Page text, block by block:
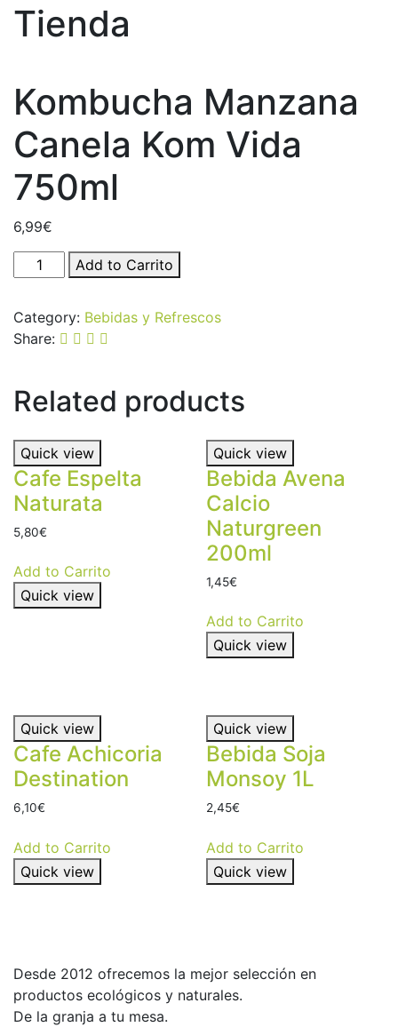
Tienda
Kombucha Manzana
Canela Kom Vida
750ml
6,99€
Kombucha
Manzana
Kom
Vida
quantity
Add to Carrito
Category: Bebidas y Refrescos
Share:
Related products
Quick view
Cafe Espelta
Naturata
5,80€
Add to Carrito
Quick view
Quick view
Bebida Avena
Calcio
Naturgreen
200ml
1,45€
Add to Carrito
Quick view
Quick view
Cafe Achicoria
Destination
6,10€
Add to Carrito
Quick view
Quick view
Bebida Soja
Monsoy 1L
2,45€
Add to Carrito
Quick view
Desde 2012 ofrecemos la mejor selección en
productos ecológicos y naturales.
De la granja a tu mesa.